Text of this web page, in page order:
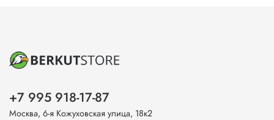
+7 995 918-17-87
Москва, 6-я Кожуховская улица, 18к2